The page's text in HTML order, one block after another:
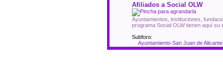
Afiliados a Social OLW
Ayuntamientos, instituciones,
programa Social OLW tienen aquí su
Subforo:
Ayuntamiento San Juan de Alicante